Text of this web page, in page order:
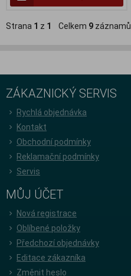
Strana 1 z 1 Celkem 9 záznamů
ZÁKAZNICKÝ SERVIS
Rychlá objednávka
Kontakt
Obchodní podmínky
Reklamační podmínky
Servis
MŮJ ÚČET
Nová registrace
Oblíbené položky
Předchozí objednávky
Editace zákazníka
Změnit heslo